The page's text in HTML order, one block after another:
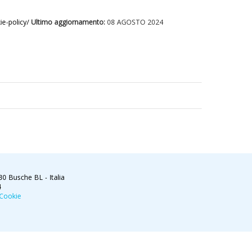
policy/ Ultimo aggiornamento: 08 AGOSTO 2024
Busche BL - Italia